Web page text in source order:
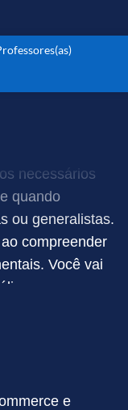
necessários
quando
ou generalistas.
compreender
Você vai
e fracos,
que
e